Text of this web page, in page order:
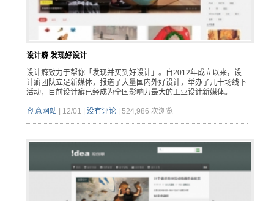
设计癖 发现好设计
设计癖致力于帮你「发现并买到好设计」。自2012年成立以来，设
计癖团队立足新媒体，报道了大量国内外好设计，举办了几十场线下
活动，目前设计癖已经成为全国影响力最大的工业设计新媒体。
创意网站| 12/01 没有评论| 524,986 次浏览